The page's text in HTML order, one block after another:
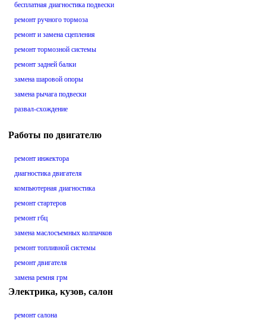
бесплатная диагностика подвески
ремонт ручного тормоза
ремонт и замена сцепления
ремонт тормозной системы
ремонт задней балки
замена шаровой опоры
замена рычага подвески
развал-схождение
Работы по двигателю
ремонт инжектора
диагностика двигателя
компьютерная диагностика
ремонт стартеров
ремонт гбц
замена маслосъемных колпачков
ремонт топливной системы
ремонт двигателя
замена ремня грм
Электрика, кузов, салон
ремонт салона